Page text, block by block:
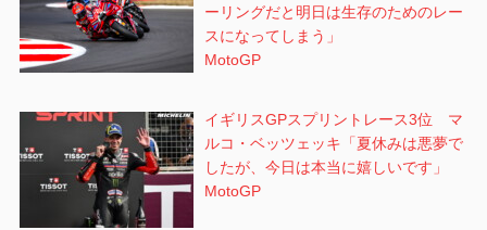
ーリングだと明日は生存のためのレー
スになってしまう」
MotoGP
イギリスGPスプリントレース3位 マ
ルコ・ベッツェッキ「夏休みは悪夢で
したが、今日は本当に嬉しいです」
MotoGP